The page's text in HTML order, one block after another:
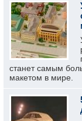
станет самым
макетом в мире.